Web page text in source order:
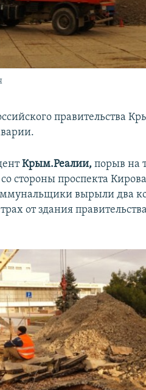
правительства
Крым.Реалии,порыв на
стороны проспекта
вырыли два
от здания